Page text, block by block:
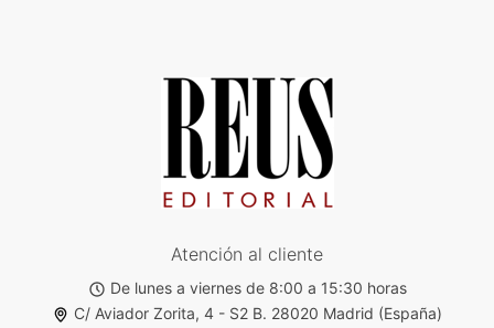
Atención al cliente
De lunes a viernes de 8:00 a 15:30 horas
C/ Aviador Zorita, 4 - S2 B. 28020 Madrid (España)